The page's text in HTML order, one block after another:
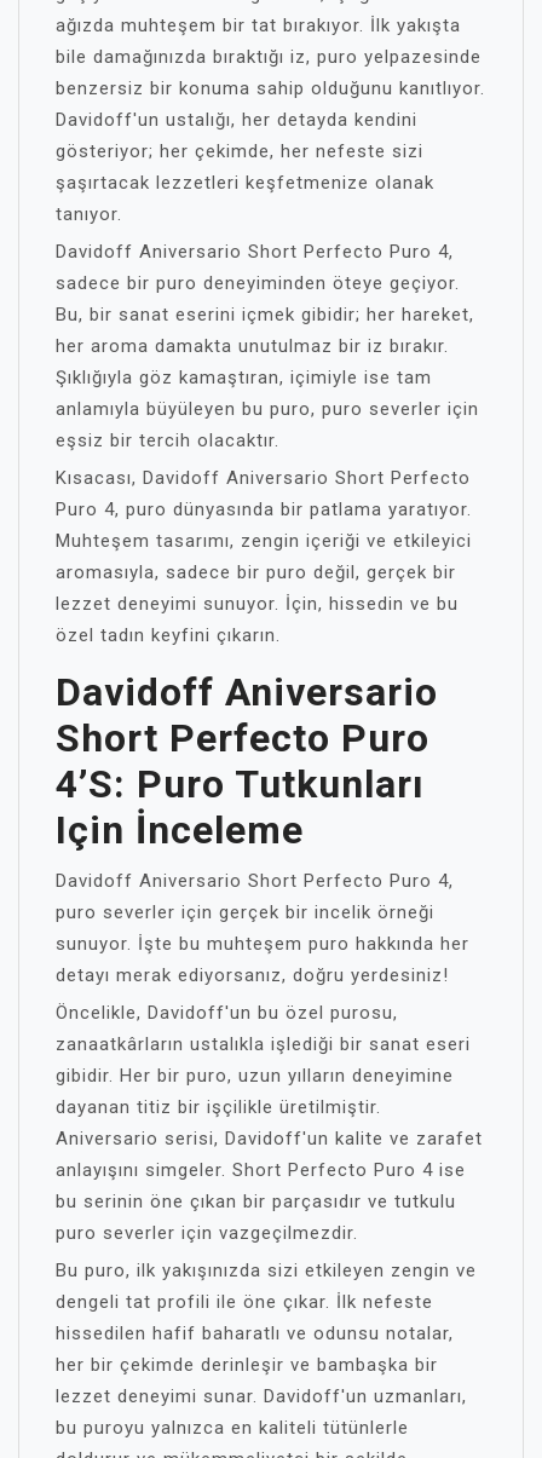
ağızda muhteşem bir tat bırakıyor. İlk yakışta
bile damağınızda bıraktığı iz, puro yelpazesinde
benzersiz bir konuma sahip olduğunu kanıtlıyor.
Davidoff'un ustalığı, her detayda kendini
gösteriyor; her çekimde, her nefeste sizi
şaşırtacak lezzetleri keşfetmenize olanak
tanıyor.
Davidoff Aniversario Short Perfecto Puro 4,
sadece bir puro deneyiminden öteye geçiyor.
Bu, bir sanat eserini içmek gibidir; her hareket,
her aroma damakta unutulmaz bir iz bırakır.
Şıklığıyla göz kamaştıran, içimiyle ise tam
anlamıyla büyüleyen bu puro, puro severler için
eşsiz bir tercih olacaktır.
Kısacası, Davidoff Aniversario Short Perfecto
Puro 4, puro dünyasında bir patlama yaratıyor.
Muhteşem tasarımı, zengin içeriği ve etkileyici
aromasıyla, sadece bir puro değil, gerçek bir
lezzet deneyimi sunuyor. İçin, hissedin ve bu
özel tadın keyfini çıkarın.
Davidoff Aniversario
Short Perfecto Puro
4’s: Puro Tutkunları
Için İnceleme
Davidoff Aniversario Short Perfecto Puro 4,
puro severler için gerçek bir incelik örneği
sunuyor. İşte bu muhteşem puro hakkında her
detayı merak ediyorsanız, doğru yerdesiniz!
Öncelikle, Davidoff'un bu özel purosu,
zanaatkârların ustalıkla işlediği bir sanat eseri
gibidir. Her bir puro, uzun yılların deneyimine
dayanan titiz bir işçilikle üretilmiştir.
Aniversario serisi, Davidoff'un kalite ve zarafet
anlayışını simgeler. Short Perfecto Puro 4 ise
bu serinin öne çıkan bir parçasıdır ve tutkulu
puro severler için vazgeçilmezdir.
Bu puro, ilk yakışınızda sizi etkileyen zengin ve
dengeli tat profili ile öne çıkar. İlk nefeste
hissedilen hafif baharatlı ve odunsu notalar,
her bir çekimde derinleşir ve bambaşka bir
lezzet deneyimi sunar. Davidoff'un uzmanları,
bu puroyu yalnızca en kaliteli tütünlerle